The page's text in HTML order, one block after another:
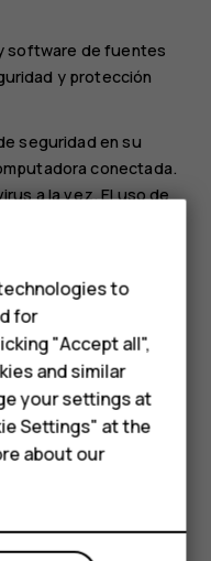
software de fuentes
y protección
seguridad en su
conectada.
a la vez. El uso de
o de la computadora.
y enlaces a
tome las
Global no aprueba ni
por estos sitios.
to
for
"Accept all",
and similar
your settings at
Settings" at the
about our